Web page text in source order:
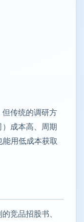
传统的调研方
成本高、周期
用低成本获取
竞品招股书、